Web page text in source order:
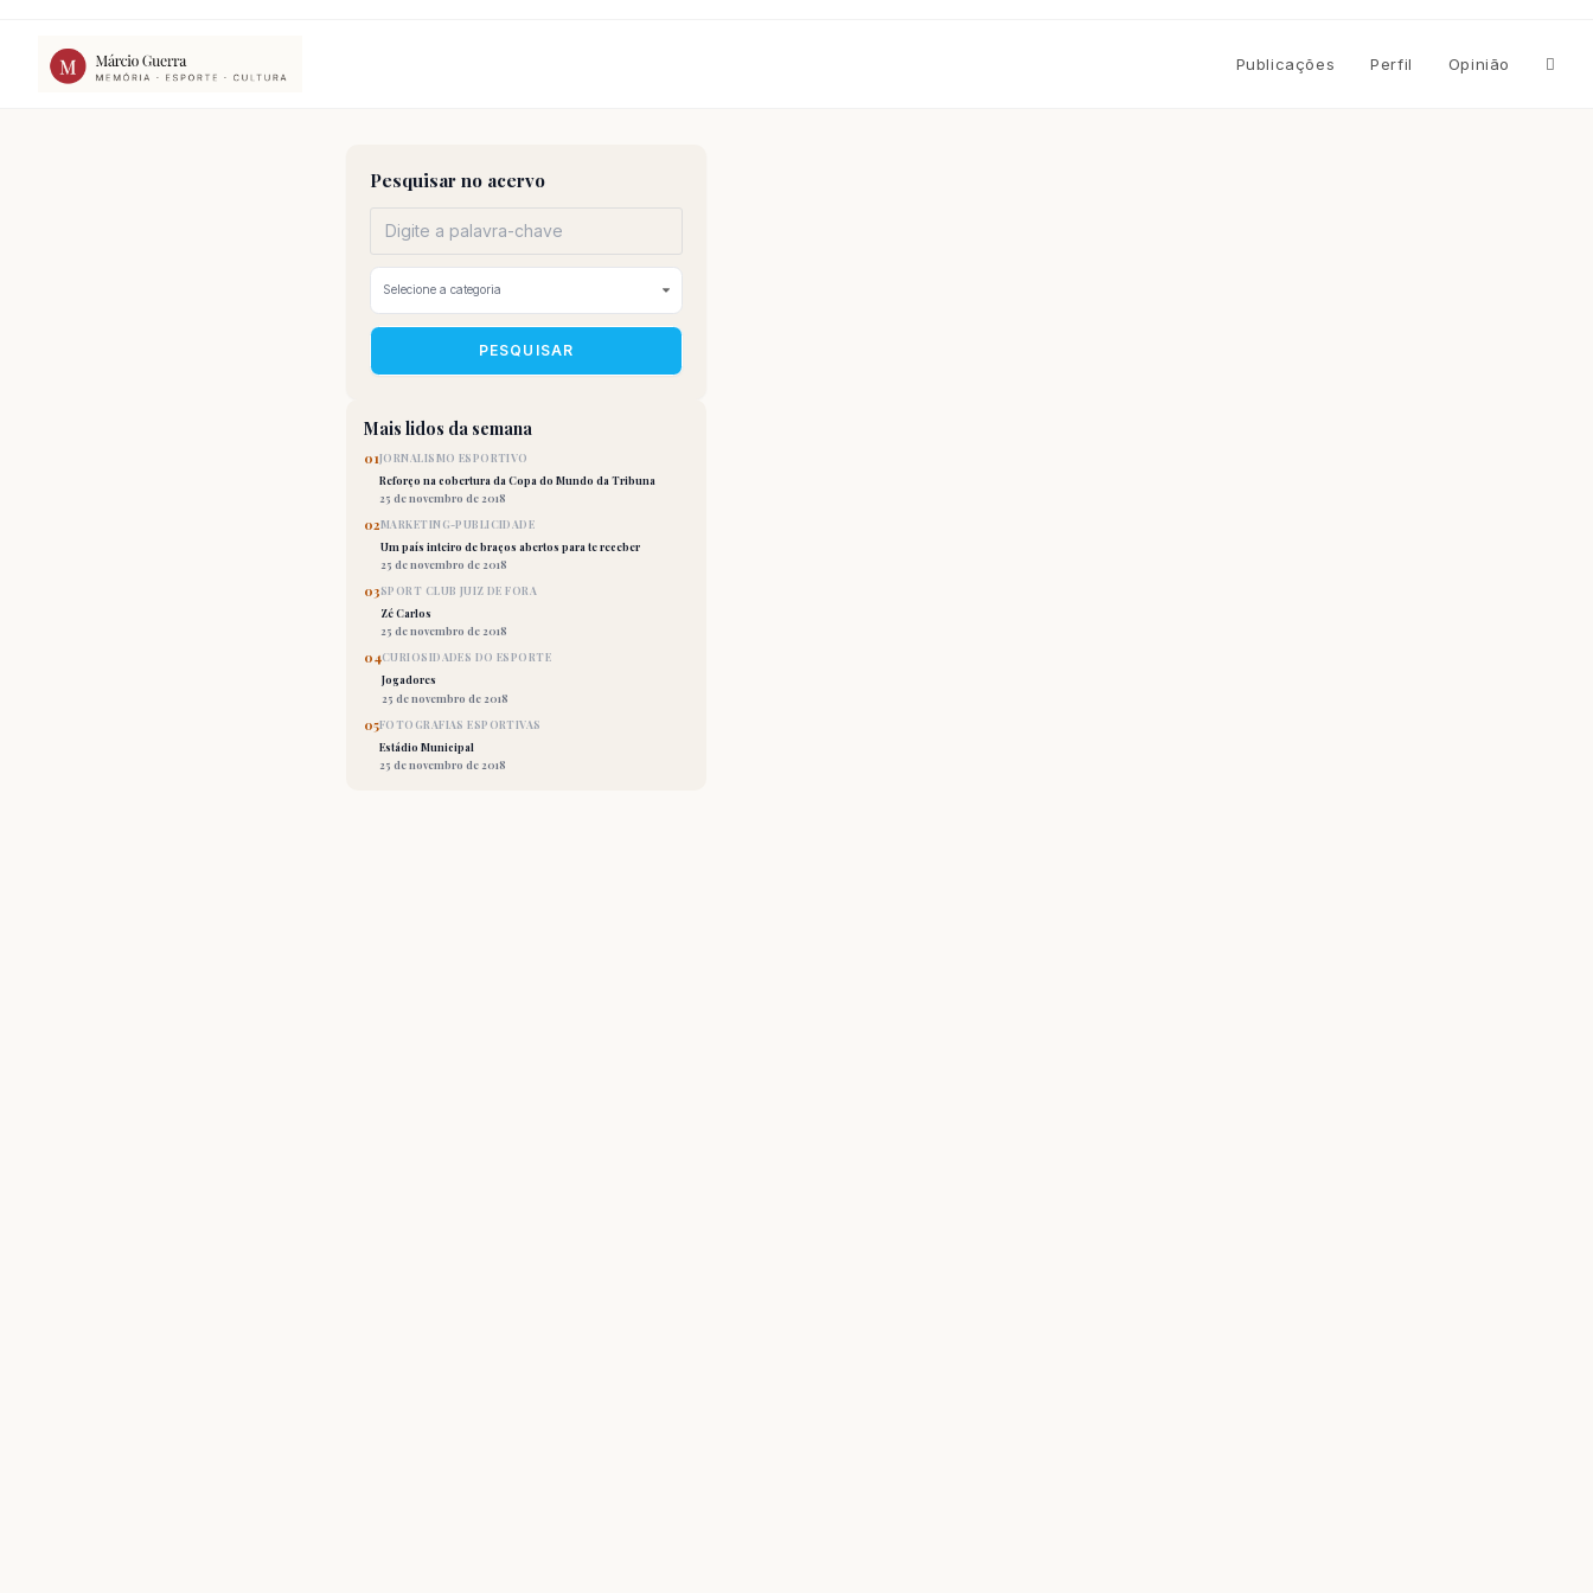
conteúdo
Publicações Perfil Opinião
Pesquisar no acervo
PESQUISAR
Mais lidos da semana
01JORNALISMO ESPORTIVO
Reforço na cobertura da Copa do Mundo da Tribuna
25 de novembro de 2018
02MARKETING-PUBLICIDADE
Um país inteiro de braços abertos para te receber
25 de novembro de 2018
03SPORT CLUB JUIZ DE FORA
Zé Carlos
25 de novembro de 2018
04CURIOSIDADES DO ESPORTE
Jogadores
25 de novembro de 2018
05FOTOGRAFIAS ESPORTIVAS
Estádio Municipal
25 de novembro de 2018